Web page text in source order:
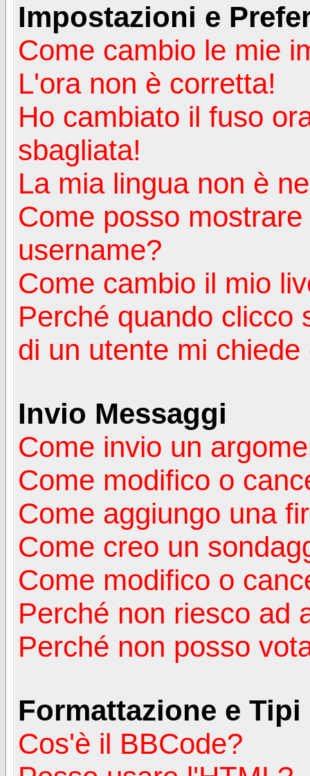
Impostazioni e
Come cambio le mie
L'ora non è corretta!
Ho cambiato il fuso
sbagliata!
La mia lingua non è
Come posso
username?
Come cambio il mio
Perché quando clicco
di un utente mi
Invio Messaggi
Come invio un
Come modifico o
Come aggiungo una
Come creo un
Come modifico o
Perché non riesco ad
Perché non posso
Formattazione e
Cos'è il BBCode?